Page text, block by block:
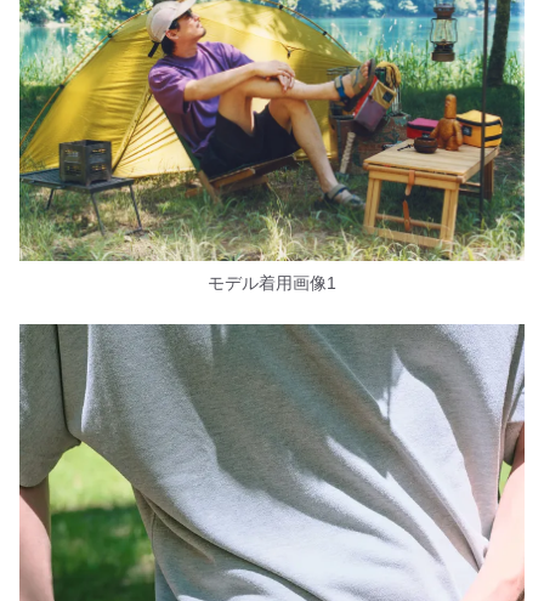
モデル着用画像1